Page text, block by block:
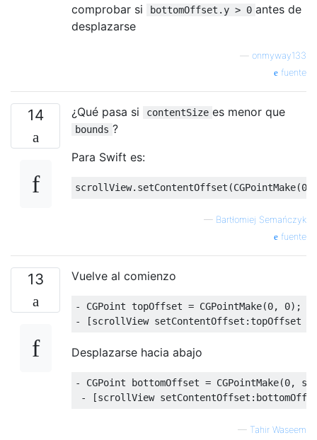
comprobar si
bottomOffset.y > 0 antes de
desplazarse
onmyway133
fuente
14 ¿Qué pasa si contentSize es menor que
bounds ?
Para Swift es:
scrollView. setContentOffset (CGPointMake(0
— Bartłomiej Semańczyk
fuente
13 Vuelve al comienzo
- CGPoint topOffset = CGPointMake(0, 0);
-
[scrollView setContentOffset :topOffset
Desplazarse hacia abajo
- CGPoint bottomOffset = CGPointMake(0,
-
[scrollView setContentOffset :
— Tahir Waseem